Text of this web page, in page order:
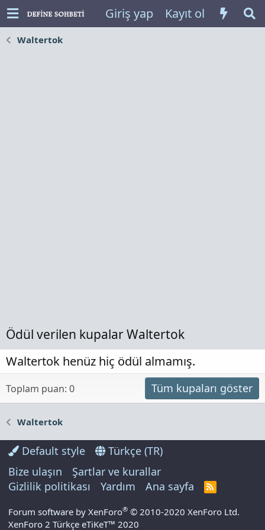
Giriş yap Kayıt ol
Waltertok
Ödül verilen kupalar Waltertok
Waltertok henüz hiç ödül almamış.
Toplam puan: 0 Tüm kupaları göster
Waltertok
Default style
Türkçe (TR)
Bize ulaşın
Şartlar ve kurallar
Gizlilik politikası
Yardım Ana sayfa
R
S
Forum software by XenForo® © 2010-2020 XenForo Ltd.
XenForo 2 Türkçe eTiKeT™ 2020